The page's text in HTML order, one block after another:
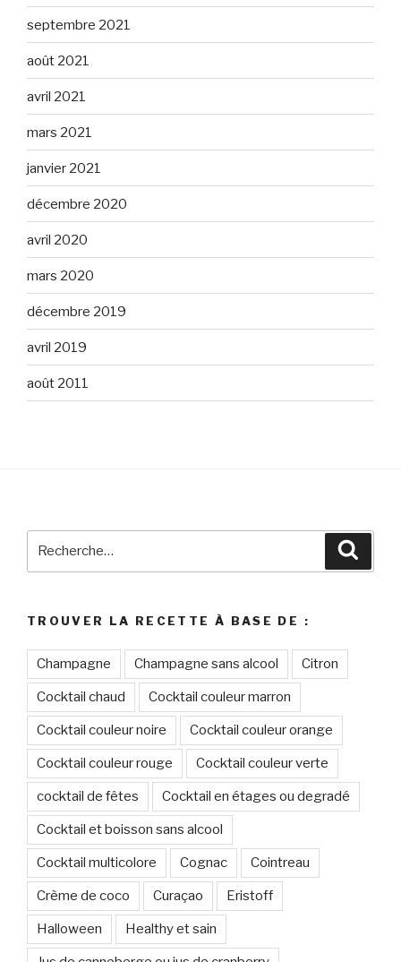
septembre 2021
août 2021
avril 2021
mars 2021
janvier 2021
décembre 2020
avril 2020
mars 2020
décembre 2019
avril 2019
août 2011
TROUVER LA RECETTE À BASE DE :
Champagne Champagne sans alcool Citron
Cocktail chaud Cocktail couleur marron
Cocktail couleur noire Cocktail couleur orange
Cocktail couleur rouge Cocktail couleur verte
cocktail de fêtes Cocktail en étages ou degradé
Cocktail et boisson sans alcool
Cocktail multicolore Cognac Cointreau
Crème de coco Curaçao Eristoff
Halloween Healthy et sain